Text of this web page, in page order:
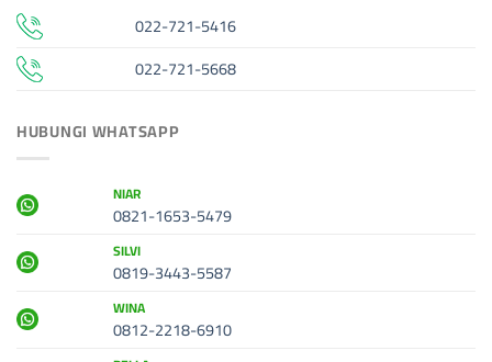
022-721-5416
022-721-5668
HUBUNGI WHATSAPP
NIAR
0821-1653-5479
SILVI
0819-3443-5587
WINA
0812-2218-6910